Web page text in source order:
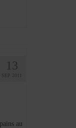
13
SEP 2011
au